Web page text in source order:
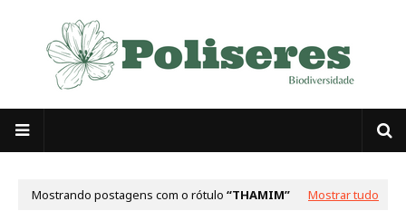
Mostrando postagens com o rótulo THAMIM Mostrar tudo